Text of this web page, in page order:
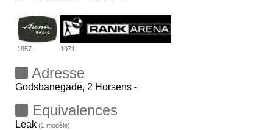
1957 1971
Adresse
Godsbanegade, 2 Horsens -
Equivalences
Leak (1 modèle)